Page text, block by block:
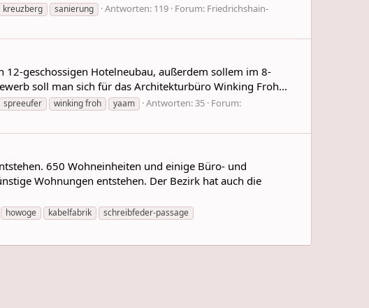
kreuzberg sanierung Antworten: 119 Forum: Friedrichshain-
12-geschossigen Hotelneubau, außerdem sollem im 8-
soll man sich für das Architekturbüro Winking Froh...
spreeufer winking froh yaam Antworten: 35 Forum:
650 Wohneinheiten und einige Büro- und
Wohnungen entstehen. Der Bezirk hat auch die
howoge kabelfabrik
schreibfeder-passage